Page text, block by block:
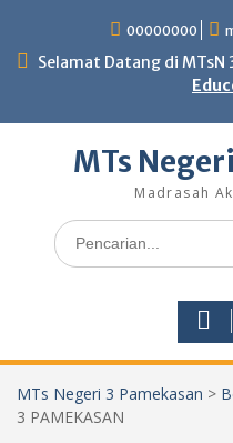
content
00000000
Selamat Datang di MTsN
MTs
Madrasah
Search
for:
MTs Negeri 3 Pamekasan >
3 PAMEKASAN